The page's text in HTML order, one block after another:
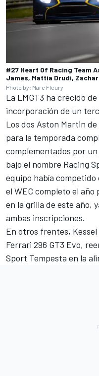
#27 Heart Of Racing Team
James, Mattia Drudi,
Photo by: Marc Fleury
La LMGT3 ha crecido
incorporación de un
Los dos Aston Martin
para la temporada
complementados por
bajo el nombre Racing
equipo había
el WEC completo el
en la grilla de este año,
ambas inscripciones.
En otros frentes,
Ferrari 296 GT3 Evo,
Sport Tempesta en la